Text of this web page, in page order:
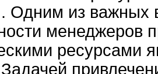
. Одним из важных
менеджеров
ресурсами